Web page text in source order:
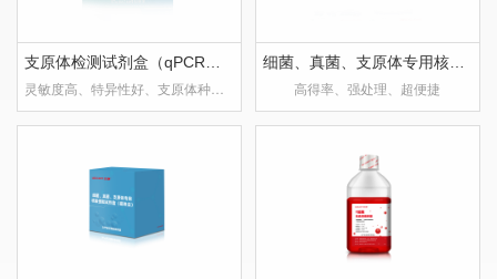
支原体检测试剂盒（qPCR法）
灵敏度高、特异性好、支原体种类涵盖范围广
细菌、真菌、支原体专用核酸快速提取试剂盒
高得率、强处理、超便捷